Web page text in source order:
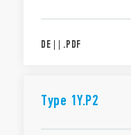
DE | | .PDF
Type 1Y.P2